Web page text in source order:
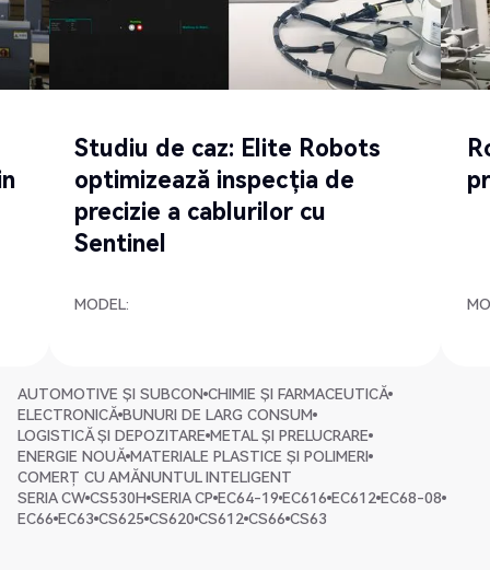
Studiu de caz: Elite Robots
optimizează inspecția de
precizie a cablurilor cu
Sentinel
MODEL:
AUTOMOTIVE ȘI SUBCON CHIMIE ȘI FARMACEUTICĂ
ELECTRONICĂ BUNURI DE LARG CONSUM
LOGISTICĂ ȘI DEPOZITARE METAL ȘI PRELUCRARE
ENERGIE NOUĂ MATERIALE PLASTICE ȘI POLIMERI
COMERȚ CU AMĂNUNTUL INTELIGENT
SERIA CW CS530H SERIA CP EC64-19 EC616 EC612 EC68-08
EC66 EC63 CS625 CS620 CS612 CS66 CS63